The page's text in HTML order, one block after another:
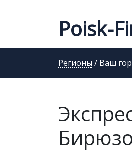
Poisk-
Регионы / Ваш